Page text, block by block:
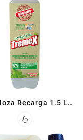
Recarga 1.5 L
EcoActivo